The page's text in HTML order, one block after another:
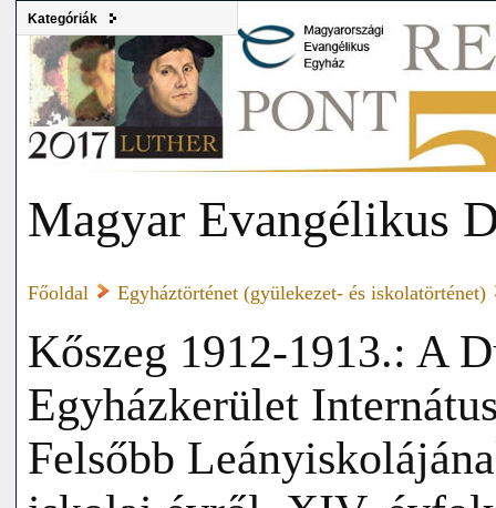
Kategóriák
Magyar Evangélikus
Főoldal Egyháztörténet (gyülekezet- és iskolatörténet)
Kőszeg 1912-1913.: A
Egyházkerület
Felsőbb